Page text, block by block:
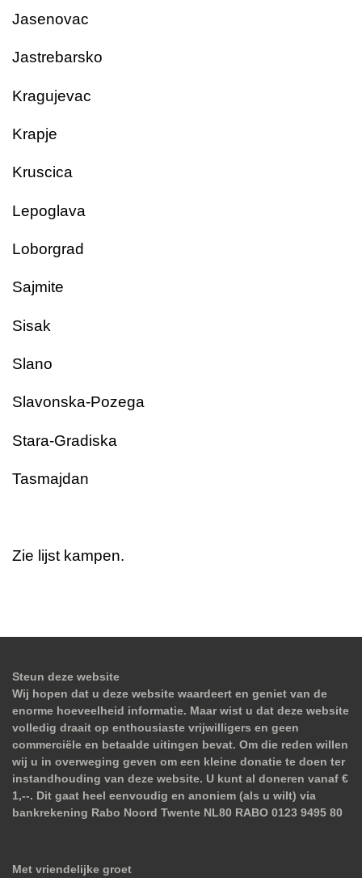
Jasenovac
Jastrebarsko
Kragujevac
Krapje
Kruscica
Lepoglava
Loborgrad
Sajmite
Sisak
Slano
Slavonska-Pozega
Stara-Gradiska
Tasmajdan
Zie lijst kampen.
Steun deze website
Wij hopen dat u deze website waardeert en geniet van de
enorme hoeveelheid informatie. Maar wist u dat deze website
volledig draait op enthousiaste vrijwilligers en geen
commerciële en betaalde uitingen bevat. Om die reden willen
wij u in overweging geven om een kleine donatie te doen ter
instandhouding van deze website. U kunt al doneren vanaf €
1,--. Dit gaat heel eenvoudig en anoniem (als u wilt) via
bankrekening Rabo Noord Twente NL80 RABO 0123 9495 80
Met vriendelijke groet